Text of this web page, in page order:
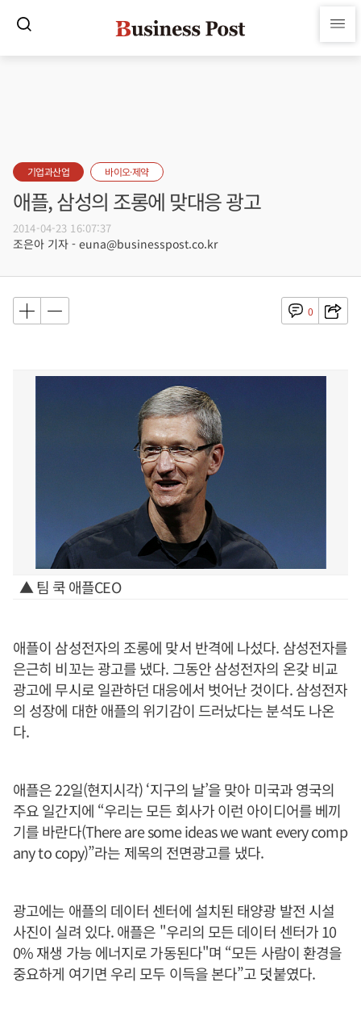
기업과산업 바이오·제약
애플, 삼성의 조롱에 맞대응 광고
2014-04-23 16:07:37
조은아 기자 - euna@businesspost.co.kr
0
▲ 팀 쿡 애플CEO
애플이 삼성전자의 조롱에 맞서 반격에 나섰다. 삼성전자를
은근히 비꼬는 광고를 냈다. 그동안 삼성전자의 온갖 비교
광고에 무시로 일관하던 대응에서 벗어난 것이다. 삼성전자
의 성장에 대한 애플의 위기감이 드러났다는 분석도 나온
다.
애플은 22일(현지시각) ‘지구의 날’을 맞아 미국과 영국의
주요 일간지에 “우리는 모든 회사가 이런 아이디어를 베끼
기를 바란다(There are some ideas we want every comp
any to copy)”라는 제목의 전면광고를 냈다.
광고에는 애플의 데이터 센터에 설치된 태양광 발전 시설
사진이 실려 있다. 애플은 "우리의 모든 데이터 센터가 10
0% 재생 가능 에너지로 가동된다"며 “모든 사람이 환경을
중요하게 여기면 우리 모두 이득을 본다”고 덧붙였다.